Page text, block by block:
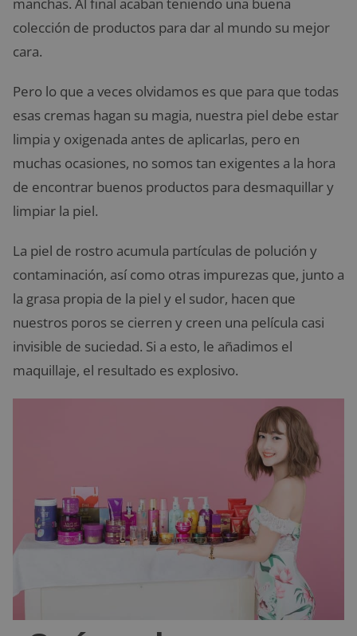
manchas. Al final acaban teniendo una buena
colección de productos para dar al mundo su mejor
cara.
Pero lo que a veces olvidamos es que para que todas
esas cremas hagan su magia, nuestra piel debe estar
limpia y oxigenada antes de aplicarlas, pero en
muchas ocasiones, no somos tan exigentes a la hora
de encontrar buenos productos para desmaquillar y
limpiar la piel.
La piel de rostro acumula partículas de polución y
contaminación, así como otras impurezas que, junto a
la grasa propia de la piel y el sudor, hacen que
nuestros poros se cierren y creen una película casi
invisible de suciedad. Si a esto, le añadimos el
maquillaje, el resultado es explosivo.